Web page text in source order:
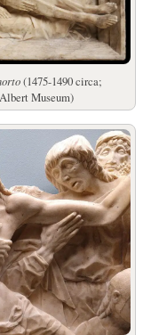
(1475-1490 circa;
Museum)